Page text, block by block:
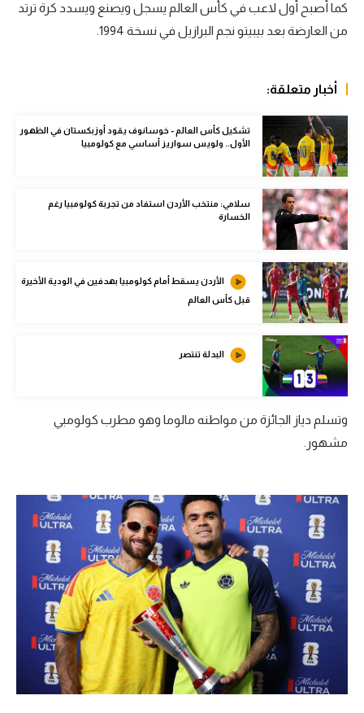
كرة يد
كرة طائرة
رياضة نسائية
آسيا
أمريكا
ركن الألعاب
أقسام خاصة
Gamers
ميركاتو
تحقيق في الجول
تقرير في الجول
تحليل في الجول
كويز في الجول
كما أصبح أول لاعب في كأس العالم يسجل ويصنع ويسدد كرة ترتد
من العارضة بعد بيبيتو نجم البرازيل في نسخة 1994.
أخبار متعلقة:
تشكيل كأس العالم - خوسانوف يقود أوزبكستان في الظهور
الأول.. ولويس سواريز أساسي مع كولومبيا
سلامي: منتخب الأردن استفاد من تجربة كولومبيا رغم
الخسارة
الأردن يسقط أمام كولومبيا بهدفين في الودية الأخيرة
قبل كأس العالم
البدلة تنتصر
وتسلم دياز الجائزة من مواطنه مالوما وهو مطرب كولومبي
مشهور.